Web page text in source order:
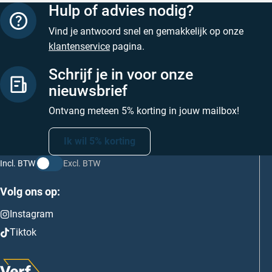
Hulp of advies nodig?
Vind je antwoord snel en gemakkelijk op onze
klantenservice pagina.
Schrijf je in voor onze
nieuwsbrief
Ontvang meteen 5% korting in jouw mailbox!
Ik wil 5% korting
Incl. BTW Excl. BTW
Volg ons op:
Instagram
Tiktok